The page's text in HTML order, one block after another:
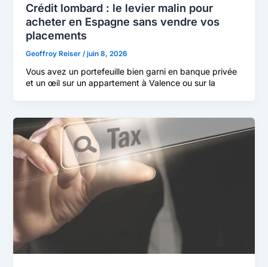
Crédit lombard : le levier malin pour
acheter en Espagne sans vendre vos
placements
Geoffroy Reiser /juin 8, 2026
Vous avez un portefeuille bien garni en banque privée
et un œil sur un appartement à Valence ou sur la